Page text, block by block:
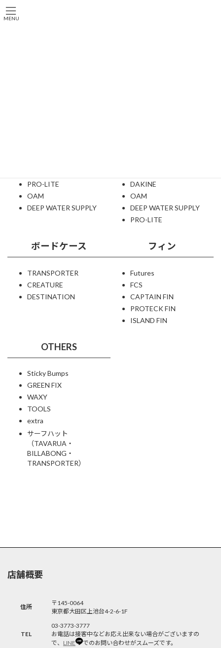
ン
ビ
PRO-LITE
OAM
DEEP WATER SUPPLY
DAKINE
OAM
DEEP WATER SUPPLY
PRO-LITE
ボードケース
TRANSPORTER
CREATURE
DESTINATION
フィン
Futures
FCS
CAPTAIN FIN
PROTECK FIN
ISLAND FIN
OTHERS
Sticky Bumps
GREEN FIX
WAXY
TOOLS
extra
サーフハット
（TAVARUA・
BILLABONG・
TRANSPORTER）
店舗概要
住所
〒145-0064
東京都大田区上池台4-2-6-1F
TEL
03-3773-3777
お電話は接客中などお応え出来ない場合がございますの
で、 LINE
でのお問い合わせがスムーズです。
MENU